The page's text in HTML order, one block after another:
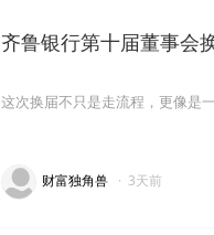
齐鲁银行第十届董事会
这次换届不只是走流程，更像是
财富独角兽 · 3天前